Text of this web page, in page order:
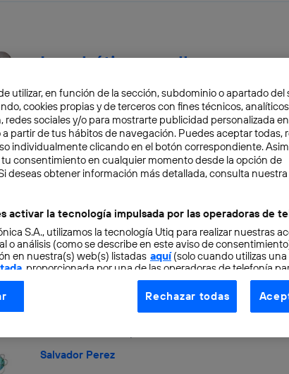
INNOVACIÓN TECNOLOGÍA
La robótica que llega
Por algún motivo probablemente no casual,
de lectura bastantes textos sobre robótica y
Salvador Perez
TECNOLOGÍA
¿Qué fue de la web
Tiempo ha pasado desde que la web
Salvador Perez
utilizar, en función de la sección, subdominio o apartado del
cookies propias y de terceros con fines técnicos,
redes sociales y/o para mostrarte publicidad personalizada
a partir de tus hábitos de navegación. Puedes aceptar todas,
individualmente clicando en el botón correspondiente.
consentimiento en cualquier momento desde la opción de
deseas obtener información más detallada, consulta nuestra
activar la tecnología impulsada por las operadoras de
S.A., utilizamos la tecnología Utiq para realizar nuestras
o análisis (como se describe en este aviso de
en nuestra(s) web(s) listadas aquí(solo cuando utilizas una
, proporcionada por una de las operadoras de telefonía
en cada página web).
está diseñada con la privacidad como prioridad
IP y otra información de la cuenta de cliente de
que utilizas (p. ej., número de teléfono móvil).
Rechazar todas